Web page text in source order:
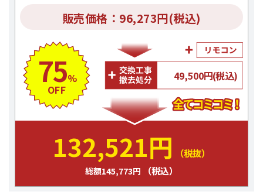
販売価格：96,273円(税込)
75%
OFF
49,500円(税込)
132,521円 （税抜）
総額145,773円 （税込）